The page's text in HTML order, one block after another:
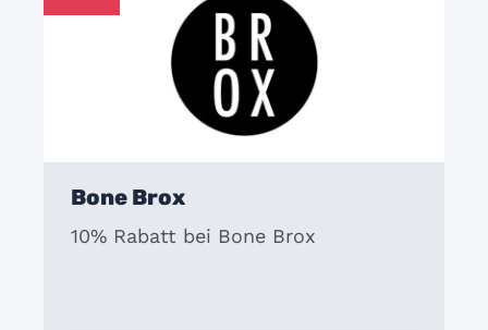
Bone Brox
10% Rabatt bei Bone Brox